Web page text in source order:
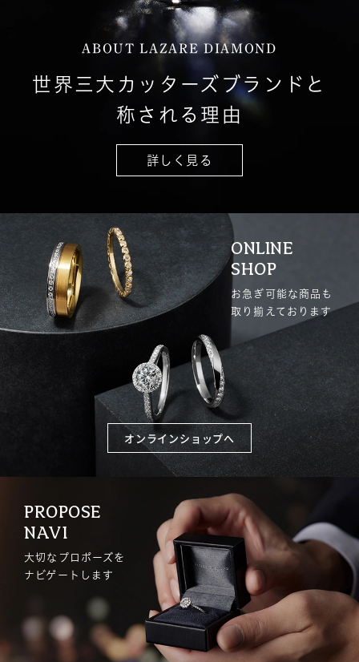
ABOUT LAZARE DIAMOND
世界三大カッターズブランドと
称される理由
詳しく見る
ONLINE
SHOP
お急ぎ可能な商品も
取り揃えております
オンラインショップへ
PROPOSE
NAVI
大切なプロポーズを
ナビゲートします